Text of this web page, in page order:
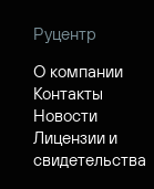
Руцентр
О компании
Контакты
Новости
Лицензии и
свидетельства